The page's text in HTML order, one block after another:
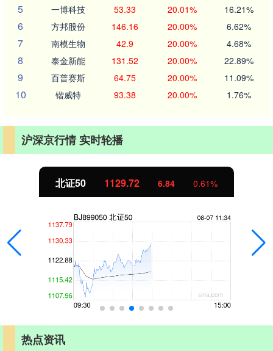
5 一博科技 53.33 20.01% 16.21%
6 方邦股份 146.16 20.00% 6.62%
7 南模生物 42.9 20.00% 4.68%
8 泰金新能 131.52 20.00% 22.89%
9 百普赛斯 64.75 20.00% 11.09%
10 锴威特 93.38 20.00% 1.76%
沪深京行情 实时轮播
北证50 1129.72 6.84 0.61%
热点资讯